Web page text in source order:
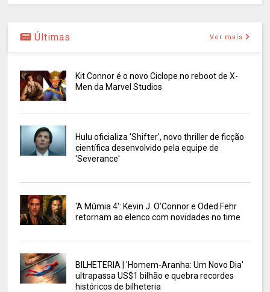
Últimas Ver mais
Kit Connor é o novo Ciclope no reboot de X-
Men da Marvel Studios
Hulu oficializa 'Shifter', novo thriller de ficção
científica desenvolvido pela equipe de
'Severance'
'A Múmia 4': Kevin J. O’Connor e Oded Fehr
retornam ao elenco com novidades no time
BILHETERIA | 'Homem-Aranha: Um Novo Dia'
ultrapassa US$1 bilhão e quebra recordes
históricos de bilheteria